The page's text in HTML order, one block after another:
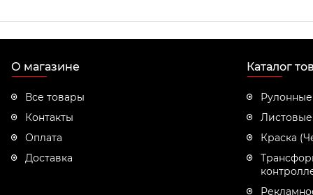
О магазине
Все товары
Контакты
Оплата
Доставка
Каталог
Краска